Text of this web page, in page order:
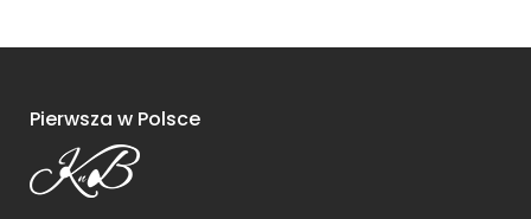
Pierwsza w Polsce